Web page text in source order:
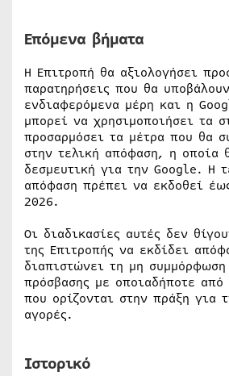
Επόμενα βήματα
Η Επιτροπή θα αξιολογήσει
παρατηρήσεις που θα
ενδιαφερόμενα μέρη και η
μπορεί να χρησιμοποιήσει τα
προσαρμόσει τα μέτρα που θα
στην τελική απόφαση, η οποία
δεσμευτική για την Google. Η
απόφαση πρέπει να εκδοθεί
2026.
Οι διαδικασίες αυτές δεν
της Επιτροπής να εκδίδει
διαπιστώνει τη μη συμμόρφωση
πρόσβασης με οποιαδήποτε από
που ορίζονται στην πράξη για
αγορές.
Ιστορικό